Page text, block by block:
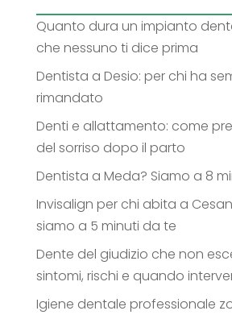
Quanto dura un impianto
che nessuno ti dice prima
Dentista a Desio: per chi ha
rimandato
Denti e allattamento: come
del sorriso dopo il parto
Dentista a Meda? Siamo a 8
Invisalign per chi abita a
siamo a 5 minuti da te
Dente del giudizio che non
sintomi, rischi e quando
Igiene dentale professionale